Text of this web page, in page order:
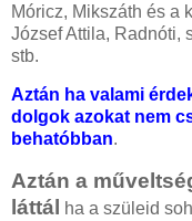
Móricz, Mikszáth és a
József Attila, Radnóti,
stb.
Aztán ha valami
dolgok azokat nem
behatóbban.
Aztán a
láttál
ha a szüleid